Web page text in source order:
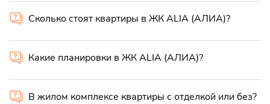
Сколько стоят квартиры в ЖК ALIA (АЛИА)?
Какие планировки в ЖК ALIA (АЛИА)?
В жилом комплексе квартиры с отделкой или без?